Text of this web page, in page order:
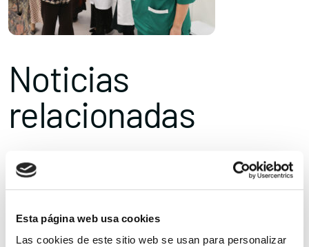
Esta página web usa cookies
Las cookies de este sitio web se usan para personalizar
Noticias
relacionadas